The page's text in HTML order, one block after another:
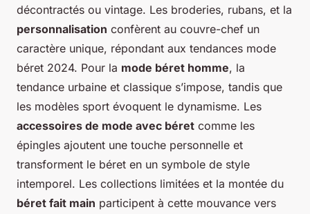
décontractés ou vintage. Les broderies, rubans, et la
personnalisation confèrent au couvre-chef un
caractère unique, répondant aux tendances mode
béret 2024. Pour la mode béret homme, la
tendance urbaine et classique s’impose, tandis que
les modèles sport évoquent le dynamisme. Les
accessoires de mode avec béret comme les
épingles ajoutent une touche personnelle et
transforment le béret en un symbole de style
intemporel. Les collections limitées et la montée du
béret fait main participent à cette mouvance vers